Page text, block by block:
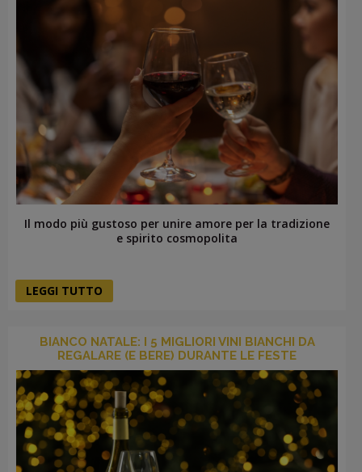
Il modo più gustoso per unire amore per la tradizione
e spirito cosmopolita
LEGGI TUTTO
BIANCO NATALE: I 5 MIGLIORI VINI BIANCHI DA
REGALARE (E BERE) DURANTE LE FESTE